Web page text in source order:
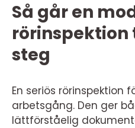
Så går en
rörinspektion
steg
En seriös rörinspektion
arbetsgång. Den ger
lättförståelig